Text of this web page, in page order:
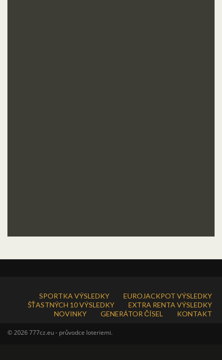
SPORTKA VÝSLEDKY
EUROJACKPOT VÝSLEDKY
ŠŤASTNÝCH 10 VÝSLEDKY
EXTRA RENTA VÝSLEDKY
NOVINKY
GENERÁTOR ČÍSEL KONTAKT
© 2026 777cz.eu - průvodce loteriemi.